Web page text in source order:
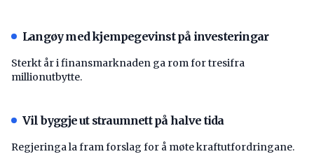
Langøy med kjempegevinst på investeringar
Sterkt år i finansmarknaden ga rom for tresifra
millionutbytte.
Vil byggje ut straumnett på halve tida
Regjeringa la fram forslag for å møte kraftutfordringane.